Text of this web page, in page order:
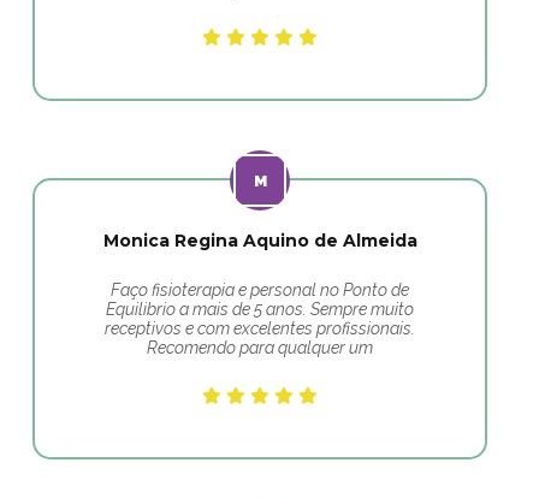
Monica Regina Aquino de Almeida
Faço fisioterapia e personal no Ponto de
Equilibrio a mais de 5 anos. Sempre muito
receptivos e com excelentes profissionais.
Recomendo para qualquer um